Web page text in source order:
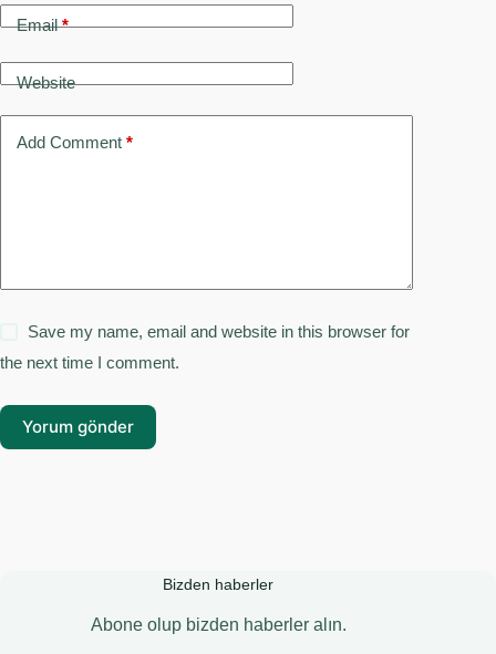
Email*
Website
Add Comment *
Save my name, email and website in this browser for
the next time I comment.
Yorum gönder
Bizden haberler
Abone olup bizden haberler alın.